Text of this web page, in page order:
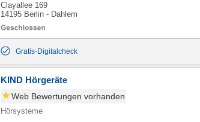
Clayallee 169
14195 Berlin - Dahlem
Gratis-Digitalcheck
KIND Hörgeräte
Web Bewertungen vorhanden
Hörsysteme